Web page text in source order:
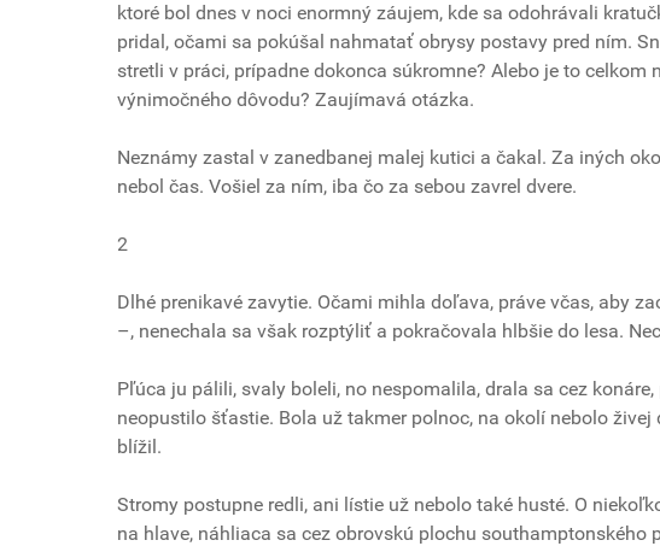
ktoré bol dnes v noci enormný záujem, kde sa odohrávali
pridal, očami sa pokúšal nahmatať obrysy postavy pred ním.
stretli v práci, prípadne dokonca súkromne? Alebo je to celkom
výnimočného dôvodu? Zaujímavá otázka.
Neznámy zastal v zanedbanej malej kutici a čakal. Za iných
nebol čas. Vošiel za ním, iba čo za sebou zavrel dvere.
2
Dlhé prenikavé zavytie. Očami mihla doľava, práve včas, aby
–, nenechala sa však rozptýliť a pokračovala hlbšie do lesa.
Pľúca ju pálili, svaly boleli, no nespomalila, drala sa cez
neopustilo šťastie. Bola už takmer polnoc, na okolí nebolo
blížil.
Stromy postupne redli, ani lístie už nebolo také husté. O
na hlave, náhliaca sa cez obrovskú plochu